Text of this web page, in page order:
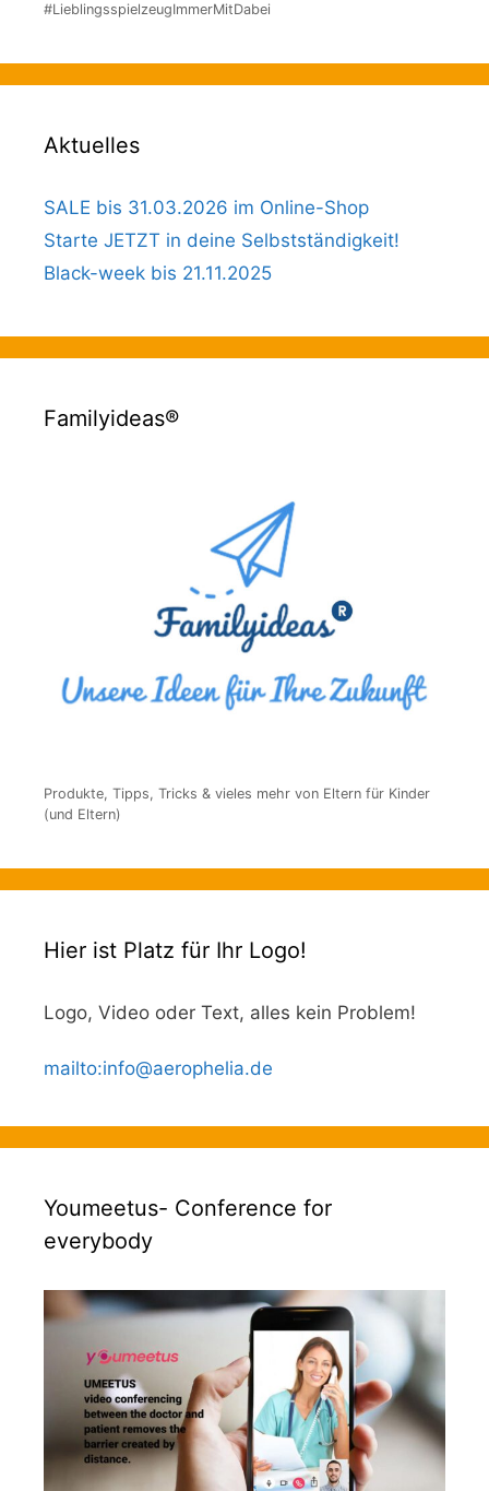
#LieblingsspielzeugImmerMitDabei
Aktuelles
SALE bis 31.03.2026 im Online-Shop
Starte JETZT in deine Selbstständigkeit!
Black-week bis 21.11.2025
Familyideas®
Produkte, Tipps, Tricks & vieles mehr von Eltern für Kinder
(und Eltern)
Hier ist Platz für Ihr Logo!
Logo, Video oder Text, alles kein Problem!
mailto:info@aerophelia.de
Youmeetus- Conference for
everybody